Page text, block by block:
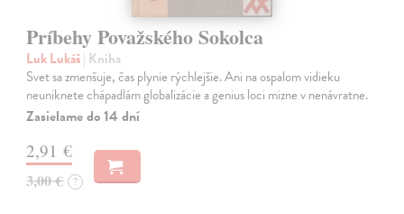
Príbehy Považského Sokolca
Luk Lukáš| Kniha
Svet sa zmenšuje, čas plynie rýchlejšie. Ani na ospalom vidieku
neuniknete chápadlám globalizácie a genius loci mizne v nenávratne.
Zasielame do 14 dní
2,91 €
3,00 € ?